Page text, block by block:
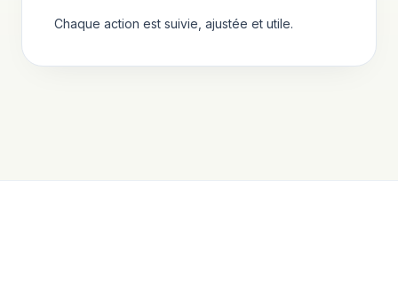
Chaque action est suivie, ajustée et utile.